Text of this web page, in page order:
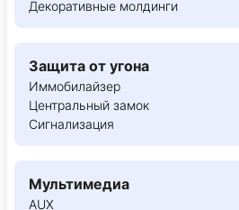
Декоративные молдинги
Защита от угона
Иммобилайзер
Центральный замок
Сигнализация
Мультимедиа
AUX